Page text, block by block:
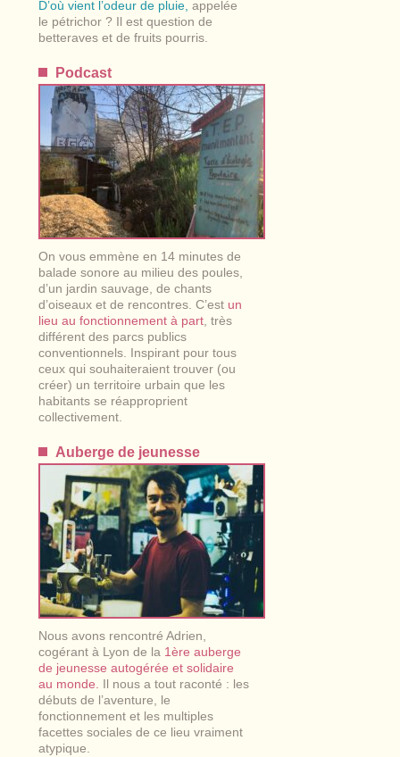
D’où vient l’odeur de pluie, appelée
le pétrichor ? Il est question de
betteraves et de fruits pourris.
Podcast
On vous emmène en 14 minutes de
balade sonore au milieu des poules,
d’un jardin sauvage, de chants
d’oiseaux et de rencontres. C’est un
lieu au fonctionnement à part, très
différent des parcs publics
conventionnels. Inspirant pour tous
ceux qui souhaiteraient trouver (ou
créer) un territoire urbain que les
habitants se réapproprient
collectivement.
Auberge de jeunesse
Nous avons rencontré Adrien,
cogérant à Lyon de la 1ère auberge
de jeunesse autogérée et solidaire
au monde. Il nous a tout raconté : les
débuts de l’aventure, le
fonctionnement et les multiples
facettes sociales de ce lieu vraiment
atypique.